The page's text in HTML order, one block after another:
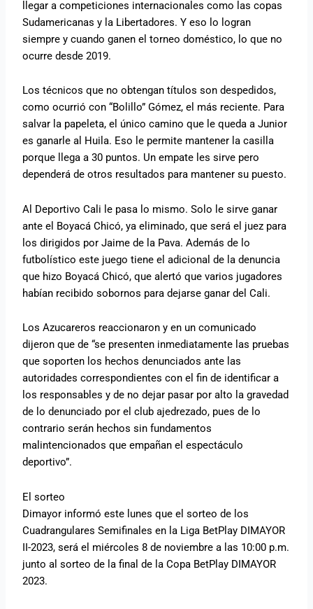
llegar a competiciones internacionales como las copas
Sudamericanas y la Libertadores. Y eso lo logran
siempre y cuando ganen el torneo doméstico, lo que no
ocurre desde 2019.
Los técnicos que no obtengan títulos son despedidos,
como ocurrió con “Bolillo” Gómez, el más reciente. Para
salvar la papeleta, el único camino que le queda a Junior
es ganarle al Huila. Eso le permite mantener la casilla
porque llega a 30 puntos. Un empate les sirve pero
dependerá de otros resultados para mantener su puesto.
Al Deportivo Cali le pasa lo mismo. Solo le sirve ganar
ante el Boyacá Chicó, ya eliminado, que será el juez para
los dirigidos por Jaime de la Pava. Además de lo
futbolístico este juego tiene el adicional de la denuncia
que hizo Boyacá Chicó, que alertó que varios jugadores
habían recibido sobornos para dejarse ganar del Cali.
Los Azucareros reaccionaron y en un comunicado
dijeron que de “se presenten inmediatamente las pruebas
que soporten los hechos denunciados ante las
autoridades correspondientes con el fin de identificar a
los responsables y de no dejar pasar por alto la gravedad
de lo denunciado por el club ajedrezado, pues de lo
contrario serán hechos sin fundamentos
malintencionados que empañan el espectáculo
deportivo”.
El sorteo
Dimayor informó este lunes que el sorteo de los
Cuadrangulares Semifinales en la Liga BetPlay DIMAYOR
II-2023, será el miércoles 8 de noviembre a las 10:00 p.m.
junto al sorteo de la final de la Copa BetPlay DIMAYOR
2023.